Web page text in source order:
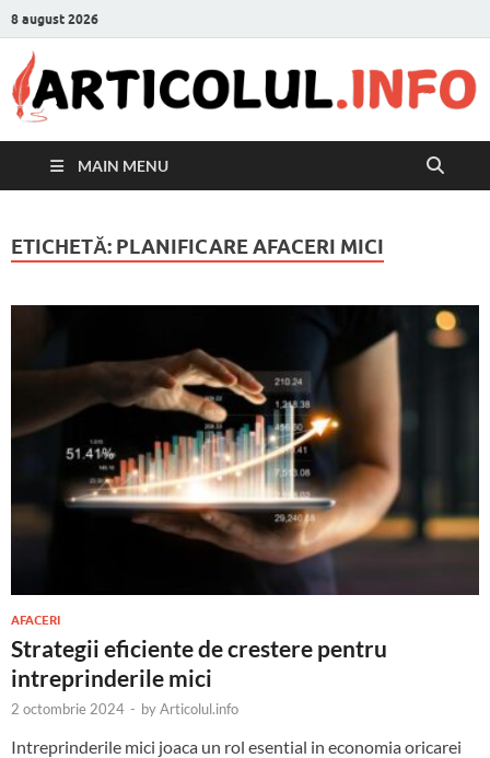
8 august 2026
MAIN MENU
ETICHETĂ: PLANIFICARE AFACERI MICI
AFACERI
Strategii eficiente de crestere pentru
intreprinderile mici
2 octombrie 2024 - byArticolul.info
Intreprinderile mici joaca un rol esential in economia oricarei